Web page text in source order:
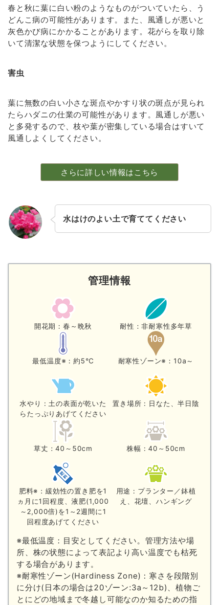
春と秋に葉に白い粉のようなものがついていたら、う
どんこ病の可能性があります。また、風通しが悪いと
灰色かび病にかかることがあります。花がらを取り除
いて清潔な状態を保つようにしてください。
害虫
葉に無数の白い小さな斑点やかすり状の斑点が見られ
たらハダニの仕業の可能性があります。風通しが悪い
と多発するので、枝や葉が密集している場合はすいて
風通しよくしてください。
さらに詳しい情報はこちら
水はけのよい土で育ててください
管理情報
開花期：春～晩秋 耐性：非耐寒性多年草
最低温度※：約5℃ 耐寒性ゾーン※：10a～
水やり：土の表面が乾いた
らたっぷりあげてください
置き場所：日なた、半日陰
草丈：40～50cm 株幅：40～50cm
肥料※：緩効性の置き肥を1
ヵ月に1回程度、液肥(1,000
～2,000倍)を1～2週間に1
回程度あげてください
用途：プランター／鉢植
え、花壇、ハンギング
※最低温度：目安としてください。管理方法や場
所、株の状態によって表記より高い温度でも枯死
する場合があります。
※耐寒性ゾーン(Hardiness Zone)：寒さを段階別
に分け(日本の場合は20ゾーン:3a～12b)、植物ご
とにどの地域まで冬越し可能なのか知るための指